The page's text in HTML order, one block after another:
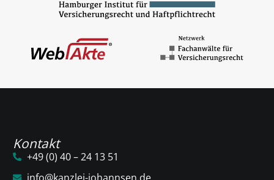
Kontakt
+49 (0) 40 – 24 13 51
info@kanzlei-johannsen.de